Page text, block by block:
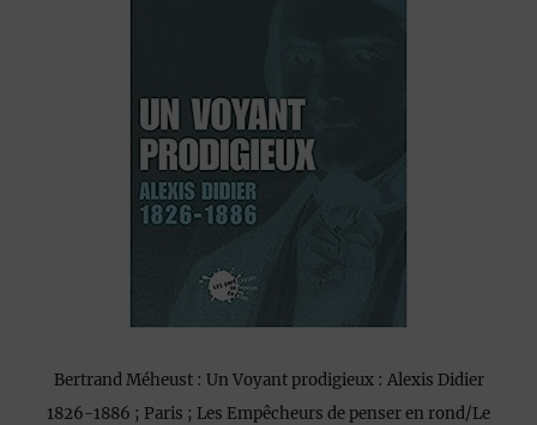
Bertrand Méheust : Un Voyant prodigieux : Alexis Didier
1826-1886 ; Paris ; Les Empêcheurs de penser en rond/Le